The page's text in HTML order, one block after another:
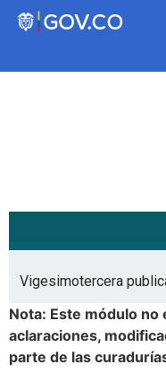
Instituto
Hábitat
Servicios
Vigesimotercera
Nota: Este módulo
aclaraciones,
parte de las